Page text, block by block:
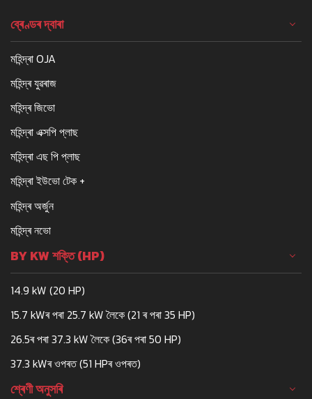
ব্ৰেণ্ডৰ দ্বাৰা
মহিন্দ্ৰা OJA
মহিন্দ্ৰ যুৱৰাজ
মহিন্দ্ৰ জিভো
মহিন্দ্ৰা এক্সপি প্লাছ
মহিন্দ্ৰা এছ পি প্লাছ
মহিন্দ্ৰা ইউভো টেক +
মহিন্দ্ৰ অৰ্জুন
মহিন্দ্ৰ নভো
BY KW শক্তি (HP)
14.9 kW (20 HP)
15.7 kWৰ পৰা 25.7 kW লৈকে (21 ৰ পৰা 35 HP)
26.5ৰ পৰা 37.3 kW লৈকে (36ৰ পৰা 50 HP)
37.3 kWৰ ওপৰত (51 HPৰ ওপৰত)
শ্ৰেণী অনুসৰি